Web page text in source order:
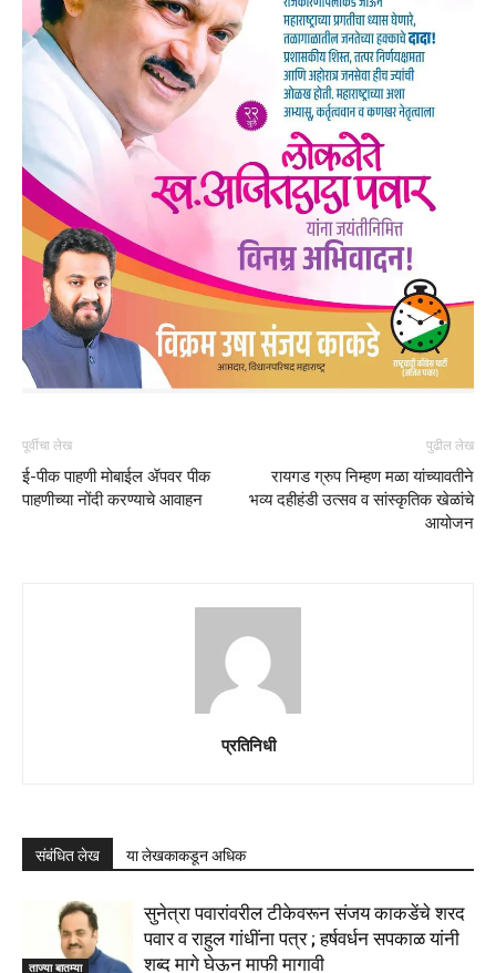
पूर्वीचा लेख
ई-पीक पाहणी मोबाईल ॲपवर पीक
पाहणीच्या नोंदी करण्याचे आवाहन
पुढील लेख
रायगड ग्रुप निम्हण मळा यांच्यावतीने
भव्य दहीहंडी उत्सव व सांस्कृतिक खेळांचे
आयोजन
प्रतिनिधी
संबंधित लेख या लेखकाकडून अधिक
ताज्या बातम्या
सुनेत्रा पवारांवरील टीकेवरून संजय काकडेंचे शरद
पवार व राहुल गांधींना पत्र ; हर्षवर्धन सपकाळ यांनी
शब्द मागे घेऊन माफी मागावी